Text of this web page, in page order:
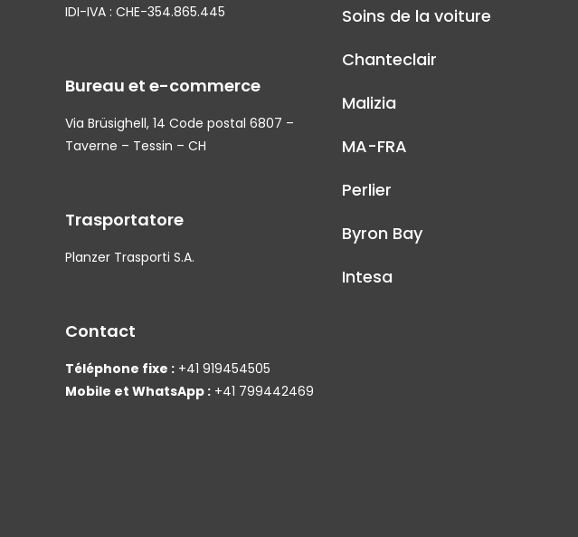
IDI-IVA : CHE-354.865.445
Bureau et e-commerce
Via Brüsighell, 14 Code postal 6807 –
Taverne – Tessin – CH
Trasportatore
Planzer Trasporti S.A.
Contact
Téléphone fixe : +41 919454505
Mobile et WhatsApp : +41 799442469
Soins de la voiture
Chanteclair
Malizia
MA-FRA
Perlier
Byron Bay
Intesa